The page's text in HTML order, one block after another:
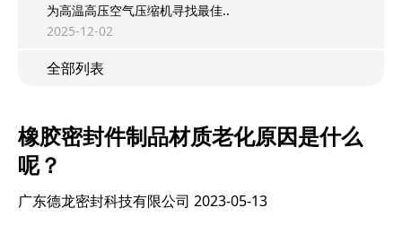
为高温高压空气压缩机寻找最佳..
2025-12-02
全部列表
橡胶密封件制品材质老化原因是什么
呢？
广东德龙密封科技有限公司 2023-05-13